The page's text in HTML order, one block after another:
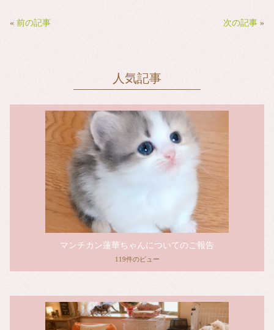
ok
« 前の記事 次の記事 »
人気記事
マンチカン蓮華ちゃんについてのご報告
119件のビュー